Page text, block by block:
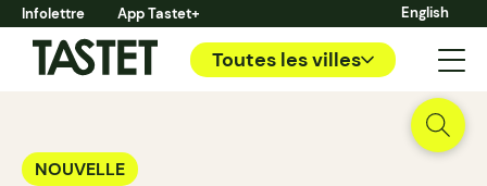
Infolettre App Tastet+ English
Toutes les villes
NOUVELLE